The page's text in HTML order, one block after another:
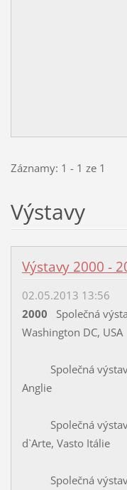
Záznamy: 1 - 1 ze 1
Výstavy
Výstavy 2000 -
02.05.2013 13:56
2000 Společná
Washington DC, USA
Společná výstava
Anglie
Společná výstava
d`Arte, Vasto Itálie
Společná výstava